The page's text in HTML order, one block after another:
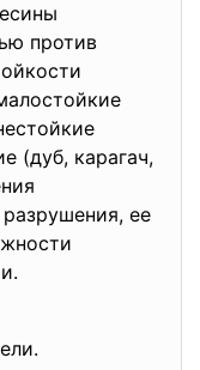
против
(дуб, карагач,
ее